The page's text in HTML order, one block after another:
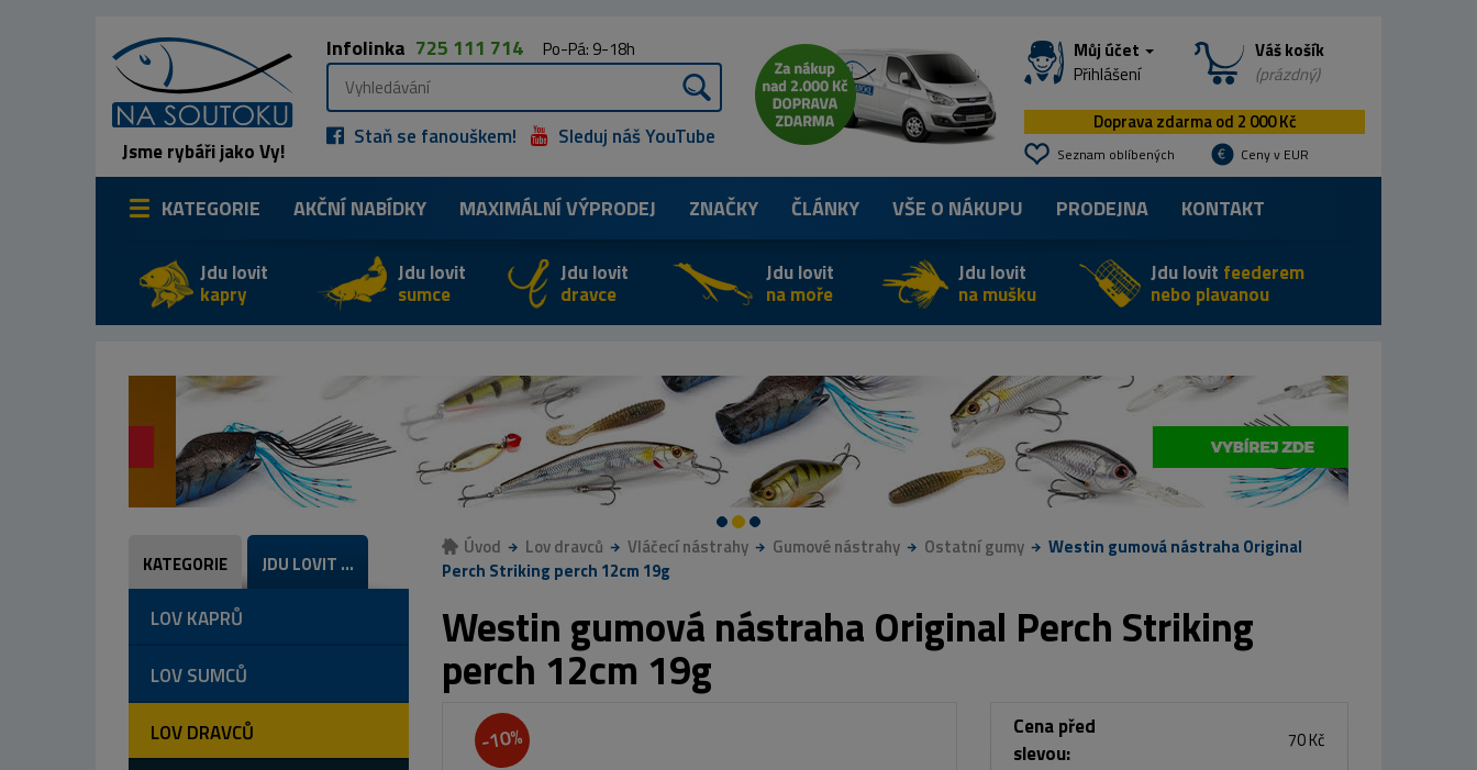
Jsme rybáři jako Vy!
Infolinka 725 111 714 Po-Pá: 9-18h
Staň se fanouškem! Sleduj náš YouTube
Můj účet
Přihlášení
Váš košík
(prázdný)
Doprava zdarma od 2 000 Kč
Seznam oblíbených Ceny v EUR
KATEGORIE AKČNÍ NABÍDKY MAXIMÁLNÍVÝPRODEJ ZNAČKY ČLÁNKY VŠE O NÁKUPU PRODEJNA KONTAKT
Jdu lovit
kapry
Jdu lovit
sumce
Jdu lovit
dravce
Jdu lovit
na moře
Jdu lovit
na mušku
Jdu lovit feederem
nebo plavanou
KATEGORIE JDU LOVIT ...
LOV KAPRŮ
LOV SUMCŮ
LOV DRAVCŮ
Úvod Lov dravců Vláčecí nástrahy Gumové nástrahy Ostatní gumy
Westin gumová nástraha Original
Perch Striking perch 12cm 19g
Westin gumová nástraha Original Perch Striking
perch 12cm 19g
-10%
Cena před
slevou:
70 Kč